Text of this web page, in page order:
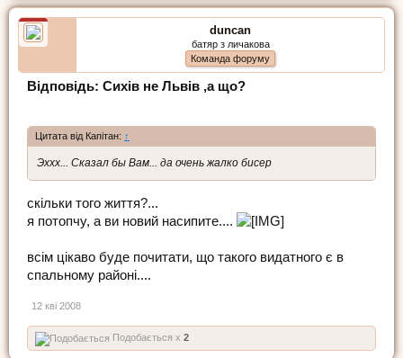
duncan
батяр з личакова
Команда форуму
Відповідь: Сихів не Львів ,а що?
Цитата від Капітан: ↑
Эххх... Сказал бы Вам... да очень жалко бисер
скільки того життя?...
я потопчу, а ви новий насипите....
всім цікаво буде почитати, що такого видатного є в
спальному районі....
12 кві 2008
Подобається x 2